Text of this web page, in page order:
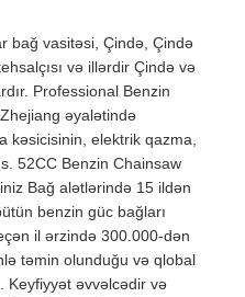
bağ vasitəsi, Çində, Çində
və illərdir Çində və
Professional Benzin
əyalətində
kəsicisinin, elektrik qazma,
52CC Benzin Chainsaw
Bağ alətlərində 15 ildən
benzin güc bağları
il ərzində 300.000-dən
təmin olunduğu və qlobal
Keyfiyyət əvvəlcədir və